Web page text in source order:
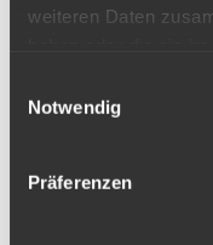
weiteren Daten
Notwendig
Präferenzen